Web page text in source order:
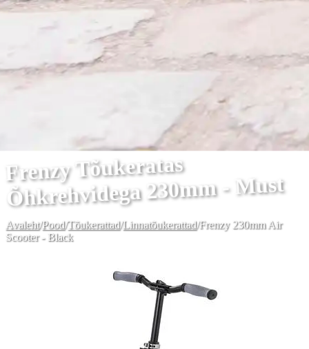
Frenzy Tõukeratas
Õhkrehvidega 230mm - Must
Avaleht/Pood/Tõukerattad/Linnatõukerattad/Frenzy 230mm Air
Scooter - Black